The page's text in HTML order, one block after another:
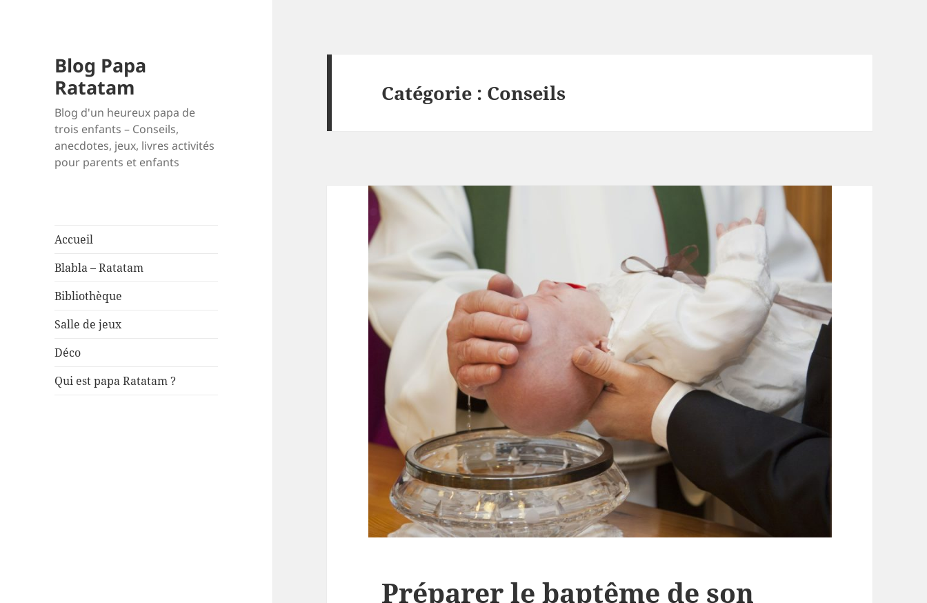
Blog Papa
Ratatam
Blog d'un heureux papa de
trois enfants – Conseils,
anecdotes, jeux, livres activités
pour parents et enfants
Accueil
Blabla – Ratatam
Bibliothèque
Salle de jeux
Déco
Qui est papa Ratatam ?
Catégorie : Conseils
Préparer le baptême de son